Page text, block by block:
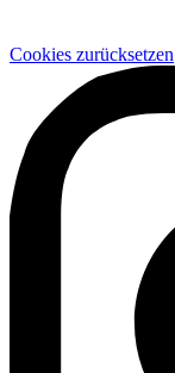
Cookies zurücksetzen